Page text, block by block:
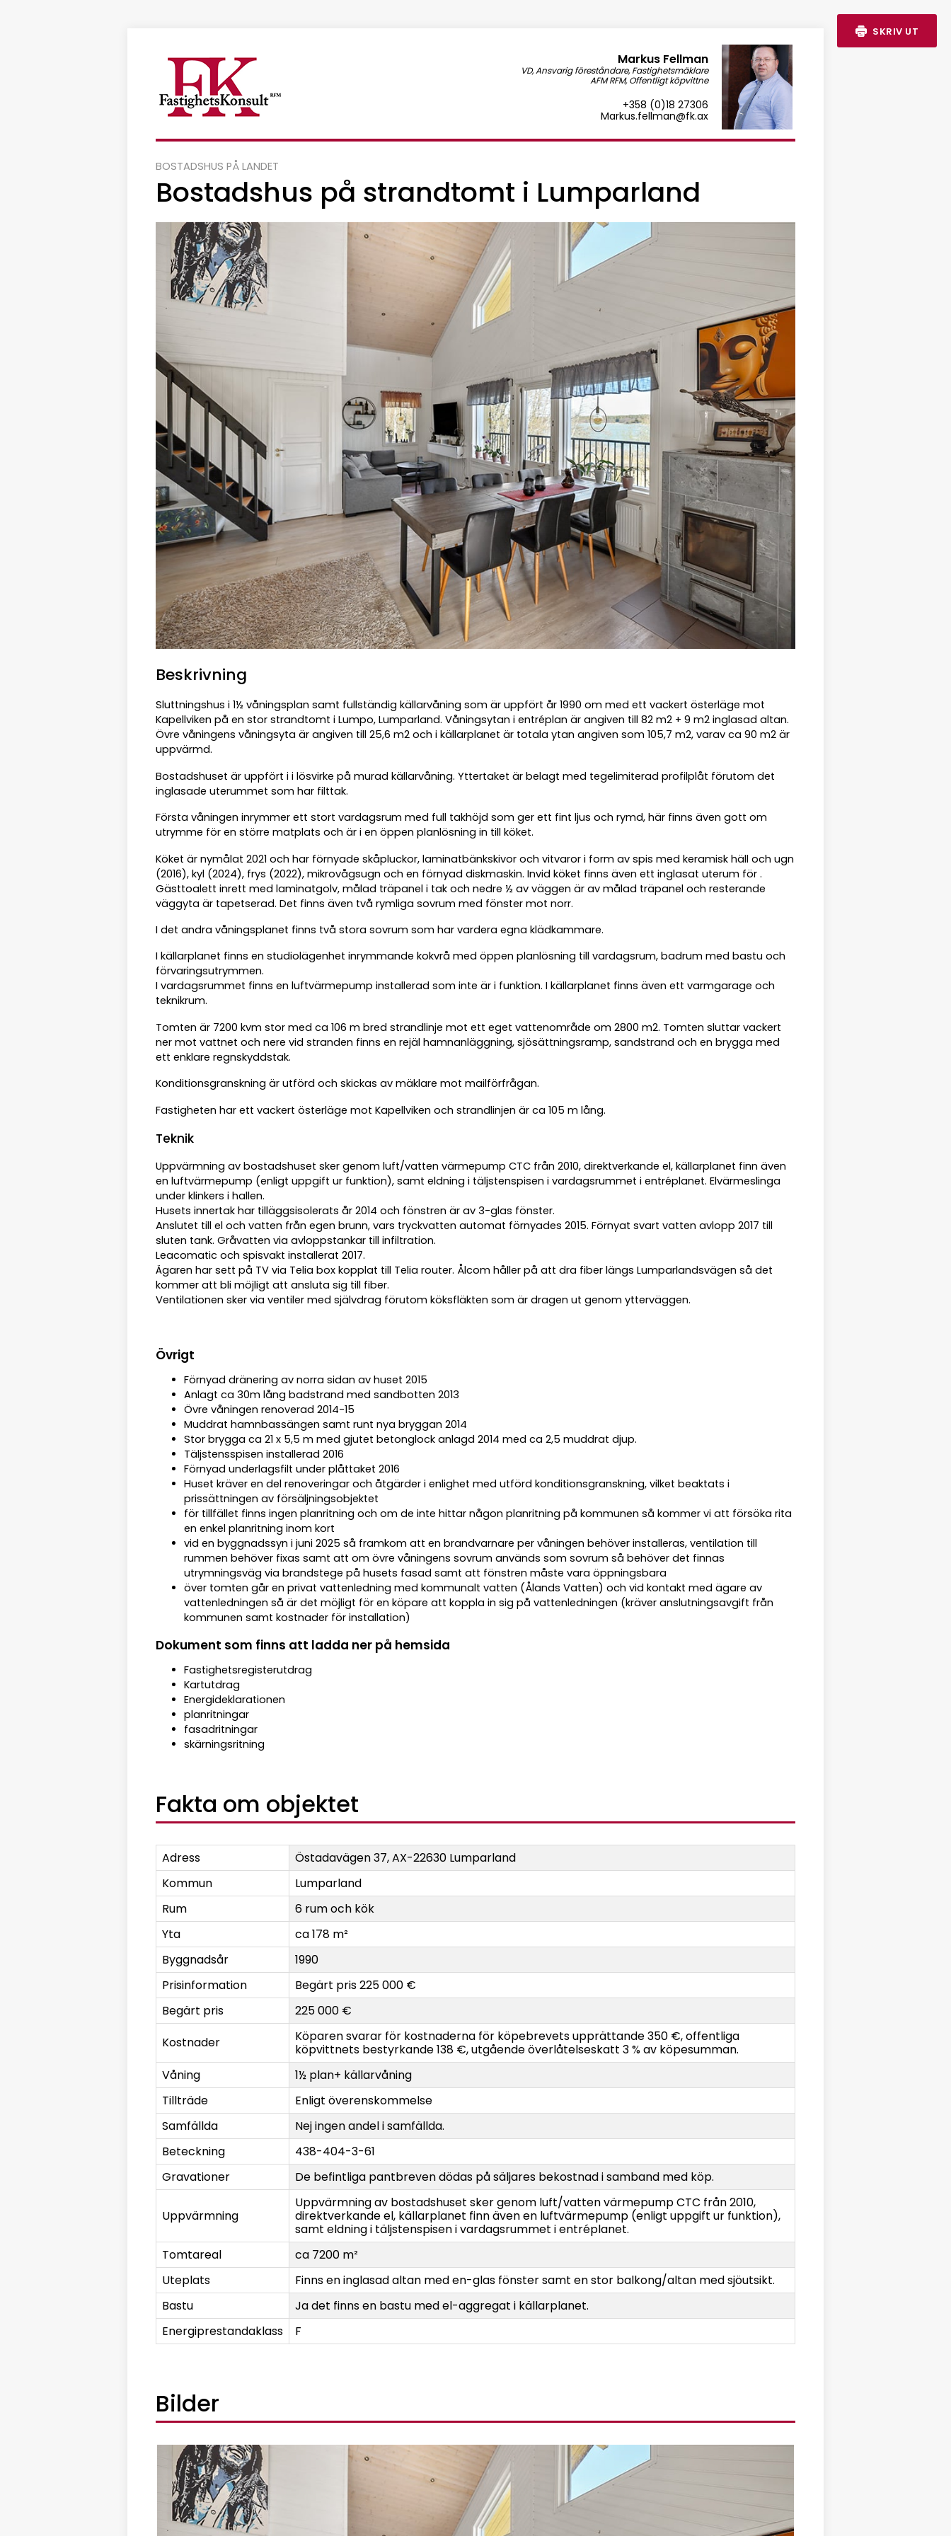
Markus Fellman
VD, Ansvarig föreståndare, Fastighetsmäklare
AFM RFM, Offentligt köpvittne
+358 (0)18 27306
Markus.fellman@fk.ax
BOSTADSHUS PÅ LANDET
Bostadshus på strandtomt i Lumparland
Beskrivning
Sluttningshus i 1½ våningsplan samt fullständig källarvåning som är uppfört år 1990 om med ett vackert österläge mot
Kapellviken på en stor strandtomt i Lumpo, Lumparland. Våningsytan i entréplan är angiven till 82 m2 + 9 m2 inglasad altan.
Övre våningens våningsyta är angiven till 25,6 m2 och i källarplanet är totala ytan angiven som 105,7 m2, varav ca 90 m2 är
uppvärmd.
Bostadshuset är uppfört i i lösvirke på murad källarvåning. Yttertaket är belagt med tegelimiterad profilplåt förutom det
inglasade uterummet som har filttak.
Första våningen inrymmer ett stort vardagsrum med full takhöjd som ger ett fint ljus och rymd, här finns även gott om
utrymme för en större matplats och är i en öppen planlösning in till köket.
Köket är nymålat 2021 och har förnyade skåpluckor, laminatbänkskivor och vitvaror i form av spis med keramisk häll och ugn
(2016), kyl (2024), frys (2022), mikrovågsugn och en förnyad diskmaskin. Invid köket finns även ett inglasat uterum för .
Gästtoalett inrett med laminatgolv, målad träpanel i tak och nedre ½ av väggen är av målad träpanel och resterande
väggyta är tapetserad. Det finns även två rymliga sovrum med fönster mot norr.
I det andra våningsplanet finns två stora sovrum som har vardera egna klädkammare.
I källarplanet finns en studiolägenhet inrymmande kokvrå med öppen planlösning till vardagsrum, badrum med bastu och
förvaringsutrymmen.
I vardagsrummet finns en luftvärmepump installerad som inte är i funktion. I källarplanet finns även ett varmgarage och
teknikrum.
Tomten är 7200 kvm stor med ca 106 m bred strandlinje mot ett eget vattenområde om 2800 m2. Tomten sluttar vackert
ner mot vattnet och nere vid stranden finns en rejäl hamnanläggning, sjösättningsramp, sandstrand och en brygga med
ett enklare regnskyddstak.
Konditionsgranskning är utförd och skickas av mäklare mot mailförfrågan.
Fastigheten har ett vackert österläge mot Kapellviken och strandlinjen är ca 105 m lång.
Teknik
Uppvärmning av bostadshuset sker genom luft/vatten värmepump CTC från 2010, direktverkande el, källarplanet finn även
en luftvärmepump (enligt uppgift ur funktion), samt eldning i täljstenspisen i vardagsrummet i entréplanet. Elvärmeslinga
under klinkers i hallen.
Husets innertak har tilläggsisolerats år 2014 och fönstren är av 3-glas fönster.
Anslutet till el och vatten från egen brunn, vars tryckvatten automat förnyades 2015. Förnyat svart vatten avlopp 2017 till
sluten tank. Gråvatten via avloppstankar till infiltration.
Leacomatic och spisvakt installerat 2017.
Ägaren har sett på TV via Telia box kopplat till Telia router. Ålcom håller på att dra fiber längs Lumparlandsvägen så det
kommer att bli möjligt att ansluta sig till fiber.
Ventilationen sker via ventiler med självdrag förutom köksfläkten som är dragen ut genom ytterväggen.
Övrigt
Förnyad dränering av norra sidan av huset 2015
Anlagt ca 30m lång badstrand med sandbotten 2013
Övre våningen renoverad 2014-15
Muddrat hamnbassängen samt runt nya bryggan 2014
Stor brygga ca 21 x 5,5 m med gjutet betonglock anlagd 2014 med ca 2,5 muddrat djup.
Täljstensspisen installerad 2016
Förnyad underlagsfilt under plåttaket 2016
Huset kräver en del renoveringar och åtgärder i enlighet med utförd konditionsgranskning, vilket beaktats i
prissättningen av försäljningsobjektet
för tillfället finns ingen planritning och om de inte hittar någon planritning på kommunen så kommer vi att försöka rita
en enkel planritning inom kort
vid en byggnadssyn i juni 2025 så framkom att en brandvarnare per våningen behöver installeras, ventilation till
rummen behöver fixas samt att om övre våningens sovrum används som sovrum så behöver det finnas
utrymningsväg via brandstege på husets fasad samt att fönstren måste vara öppningsbara
över tomten går en privat vattenledning med kommunalt vatten (Ålands Vatten) och vid kontakt med ägare av
vattenledningen så är det möjligt för en köpare att koppla in sig på vattenledningen (kräver anslutningsavgift från
kommunen samt kostnader för installation)
Dokument som finns att ladda ner på hemsida
Fastighetsregisterutdrag
Kartutdrag
Energideklarationen
planritningar
fasadritningar
skärningsritning
Fakta om objektet
Adress
Östadavägen 37, AX-22630 Lumparland
Kommun
Lumparland
Rum
6 rum och kök
Yta
ca 178 m²
Byggnadsår
1990
Prisinformation
Begärt pris 225 000 €
Begärt pris
225 000 €
Kostnader
Köparen svarar för kostnaderna för köpebrevets upprättande 350 €, offentliga
köpvittnets bestyrkande 138 €, utgående överlåtelseskatt 3 % av köpesumman.
Våning
1½ plan+ källarvåning
Tillträde
Enligt överenskommelse
Samfällda
Nej ingen andel i samfällda.
Beteckning
438-404-3-61
Gravationer
De befintliga pantbreven dödas på säljares bekostnad i samband med köp.
Uppvärmning
Uppvärmning av bostadshuset sker genom luft/vatten värmepump CTC från 2010,
direktverkande el, källarplanet finn även en luftvärmepump (enligt uppgift ur funktion),
samt eldning i täljstenspisen i vardagsrummet i entréplanet.
Tomtareal
ca 7200 m²
Uteplats
Finns en inglasad altan med en-glas fönster samt en stor balkong/altan med sjöutsikt.
Bastu
Ja det finns en bastu med el-aggregat i källarplanet.
Energiprestandaklass
F
Bilder
SKRIV UT